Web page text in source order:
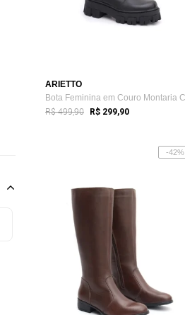
ARIETTO
R$ 499,90 R$ 299,90
-42%